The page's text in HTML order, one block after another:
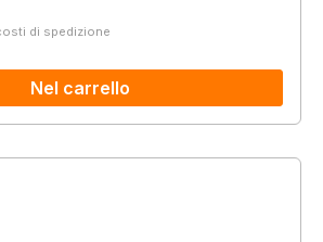
di spedizione
Nel carrello